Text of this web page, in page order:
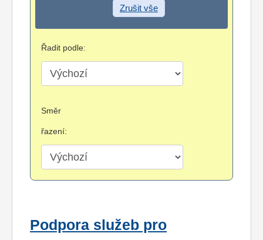
Zrušit vše
Řadit podle:
Směr
řazení:
Podpora služeb pro